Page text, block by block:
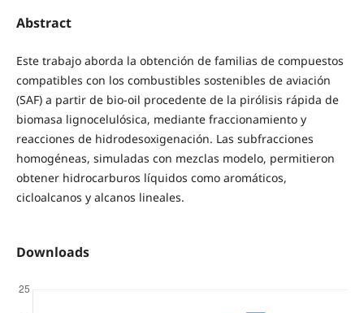
Abstract
Este trabajo aborda la obtención de familias de compuestos
compatibles con los combustibles sostenibles de aviación
(SAF) a partir de bio-oil procedente de la pirólisis rápida de
biomasa lignocelulósica, mediante fraccionamiento y
reacciones de hidrodesoxigenación. Las subfracciones
homogéneas, simuladas con mezclas modelo, permitieron
obtener hidrocarburos líquidos como aromáticos,
cicloalcanos y alcanos lineales.
Downloads